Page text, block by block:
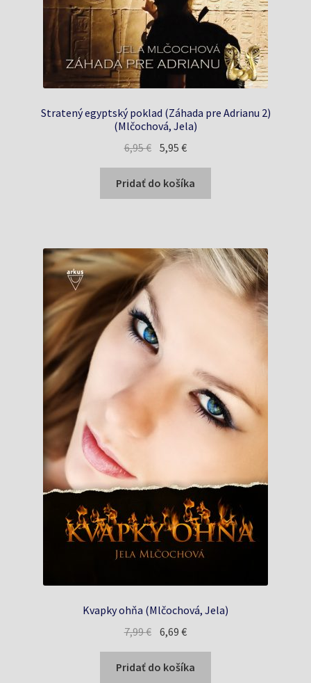
Stratený egyptský poklad (Záhada pre Adrianu 2)
(Mlčochová, Jela)
6,95€ Pôvodná
bola:
6,95 €.
5,95€Aktuálna
je:
5,95 €.
Pridať do košíka
Kvapky ohňa (Mlčochová, Jela)
7,99€ Pôvodná
bola:
6,69€Aktuálna
je:
Pridať do košíka